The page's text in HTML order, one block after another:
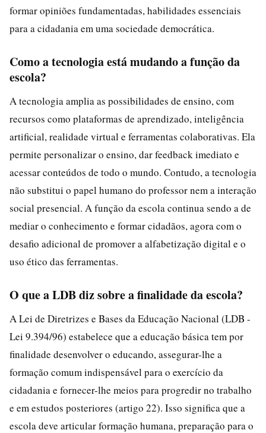
formar opiniões fundamentadas, habilidades essenciais
para a cidadania em uma sociedade democrática.
Como a tecnologia está mudando a função da
escola?
A tecnologia amplia as possibilidades de ensino, com
recursos como plataformas de aprendizado, inteligência
artificial, realidade virtual e ferramentas colaborativas. Ela
permite personalizar o ensino, dar feedback imediato e
acessar conteúdos de todo o mundo. Contudo, a tecnologia
não substitui o papel humano do professor nem a interação
social presencial. A função da escola continua sendo a de
mediar o conhecimento e formar cidadãos, agora com o
desafio adicional de promover a alfabetização digital e o
uso ético das ferramentas.
O que a LDB diz sobre a finalidade da escola?
A Lei de Diretrizes e Bases da Educação Nacional (LDB -
Lei 9.394/96) estabelece que a educação básica tem por
finalidade desenvolver o educando, assegurar-lhe a
formação comum indispensável para o exercício da
cidadania e fornecer-lhe meios para progredir no trabalho
e em estudos posteriores (artigo 22). Isso significa que a
escola deve articular formação humana, preparação para o